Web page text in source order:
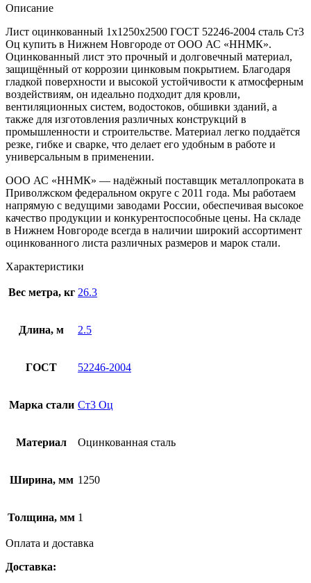
Описание
Лист оцинкованный 1х1250х2500 ГОСТ 52246-2004 сталь Ст3
Оц купить в Нижнем Новгороде от ООО АС «ННМК».
Оцинкованный лист это прочный и долговечный материал,
защищённый от коррозии цинковым покрытием. Благодаря
гладкой поверхности и высокой устойчивости к атмосферным
воздействиям, он идеально подходит для кровли,
вентиляционных систем, водостоков, обшивки зданий, а
также для изготовления различных конструкций в
промышленности и строительстве. Материал легко поддаётся
резке, гибке и сварке, что делает его удобным в работе и
универсальным в применении.
ООО АС «ННМК» — надёжный поставщик металлопроката в
Приволжском федеральном округе с 2011 года. Мы работаем
напрямую с ведущими заводами России, обеспечивая высокое
качество продукции и конкурентоспособные цены. На складе
в Нижнем Новгороде всегда в наличии широкий ассортимент
оцинкованного листа различных размеров и марок стали.
Характеристики
Вес метра, кг 26.3
Длина, м 2.5
ГОСТ 52246-2004
Марка стали Ст3 Оц
Материал Оцинкованная сталь
Ширина, мм 1250
Толщина, мм 1
Оплата и доставка
Доставка: